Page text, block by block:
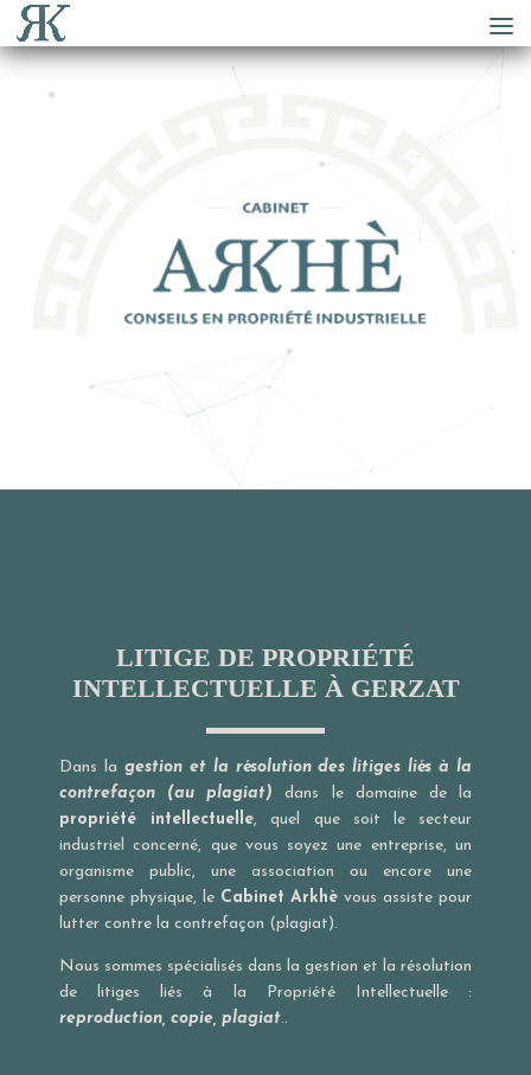
LITIGE DE PROPRIÉTÉ
INTELLECTUELLE À GERZAT
Dans la gestion et la résolution des litiges liés à la
contrefaçon (au plagiat) dans le domaine de la
propriété intellectuelle, quel que soit le secteur
industriel concerné, que vous soyez une entreprise, un
organisme public, une association ou encore une
personne physique, le Cabinet Arkhè vous assiste pour
lutter contre la contrefaçon (plagiat).
Nous sommes spécialisés dans la gestion et la résolution
de litiges liés à la Propriété Intellectuelle :
reproduction, copie, plagiat..